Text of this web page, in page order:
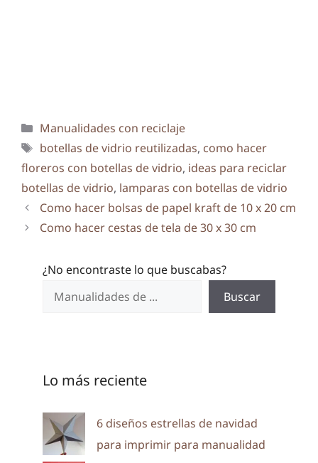
Categorías
Manualidades con reciclaje
Etiquetas
botellas de vidrio reutilizadas, como hacer
floreros con botellas de vidrio, ideas para reciclar
botellas de vidrio, lamparas con botellas de vidrio
Como hacer bolsas de papel kraft de 10 x 20 cm
Como hacer cestas de tela de 30 x 30 cm
¿No encontraste lo que buscabas?
Buscar
Lo más reciente
6 diseños estrellas de navidad
para imprimir para manualidad